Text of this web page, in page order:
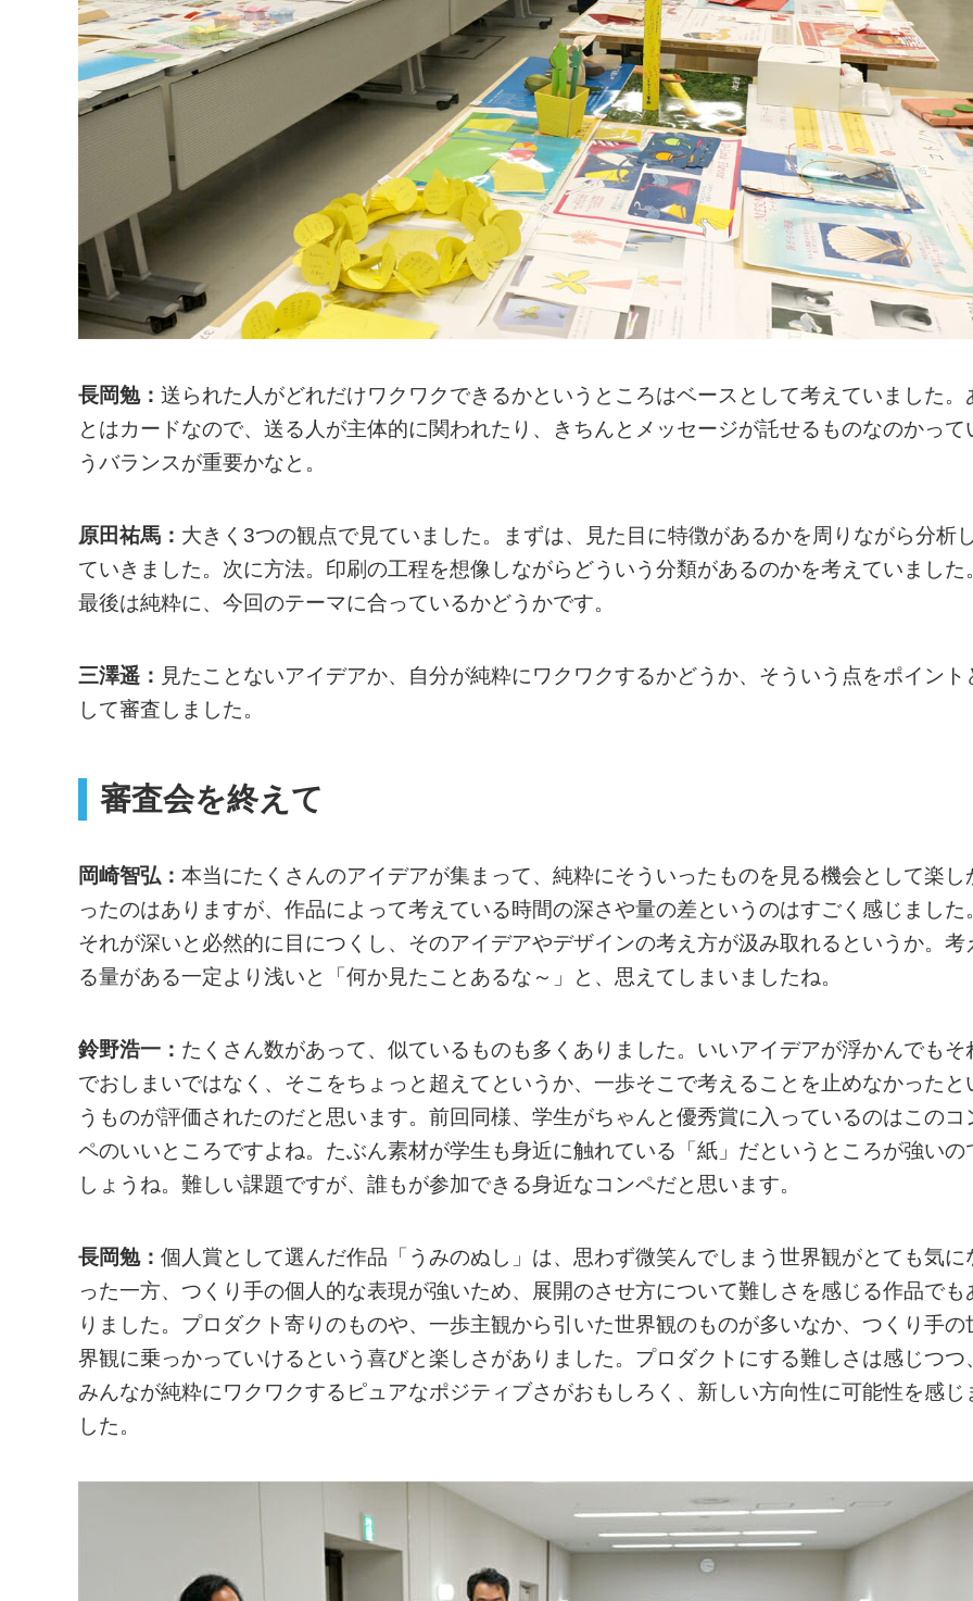
長岡勉： 送られた人がどれだけワクワクできるかというところはベースとして考えていました。
とはカードなので、送る人が主体的に関われたり、きちんとメッセージが託せるものなのかって
うバランスが重要かなと。
原田祐馬： 大きく3つの観点で見ていました。まずは、見た目に特徴があるかを周りながら分析
ていきました。次に方法。印刷の工程を想像しながらどういう分類があるのかを考えていました
最後は純粋に、今回のテーマに合っているかどうかです。
三澤遥： 見たことないアイデアか、自分が純粋にワクワクするかどうか、そういう点をポイント
して審査しました。
審査会を終えて
岡崎智弘： 本当にたくさんのアイデアが集まって、純粋にそういったものを見る機会として楽し
ったのはありますが、作品によって考えている時間の深さや量の差というのはすごく感じました
それが深いと必然的に目につくし、そのアイデアやデザインの考え方が汲み取れるというか。考
る量がある一定より浅いと「何か見たことあるな～」と、思えてしまいましたね。
鈴野浩一： たくさん数があって、似ているものも多くありました。いいアイデアが浮かんでもそ
でおしまいではなく、そこをちょっと超えてというか、一歩そこで考えることを止めなかったと
うものが評価されたのだと思います。前回同様、学生がちゃんと優秀賞に入っているのはこのコ
ペのいいところですよね。たぶん素材が学生も身近に触れている「紙」だというところが強いの
しょうね。難しい課題ですが、誰もが参加できる身近なコンペだと思います。
長岡勉： 個人賞として選んだ作品「うみのぬし」は、思わず微笑んでしまう世界観がとても気に
った一方、つくり手の個人的な表現が強いため、展開のさせ方について難しさを感じる作品でも
りました。プロダクト寄りのものや、一歩主観から引いた世界観のものが多いなか、つくり手の
界観に乗っかっていけるという喜びと楽しさがありました。プロダクトにする難しさは感じつつ
みんなが純粋にワクワクするピュアなポジティブさがおもしろく、新しい方向性に可能性を感じ
した。